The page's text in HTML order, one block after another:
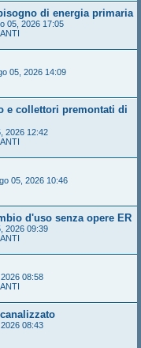
di energia primaria
05, 2026 17:05
05, 2026 14:09
e collettori premontati di
2026 12:42
05, 2026 10:46
d'uso senza opere ER
2026 09:39
08:58
08:43